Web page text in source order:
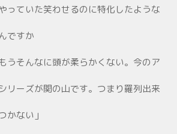
っていた笑わせるのに特化したような
ですか
うそんなに頭が柔らかくない。今のア
リーズが関の山です。つまり羅列出来
かない」